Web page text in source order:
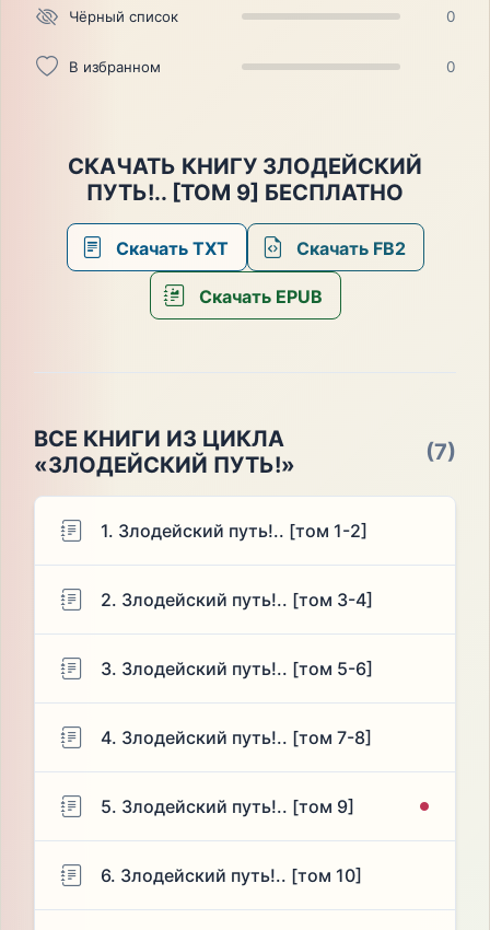
Чёрный список 0
В избранном 0
СКАЧАТЬ КНИГУ ЗЛОДЕЙСКИЙ
ПУТЬ!.. [ТОМ 9] БЕСПЛАТНО
Скачать TXT Скачать FB2
Скачать EPUB
ВСЕ КНИГИ ИЗ ЦИКЛА
«ЗЛОДЕЙСКИЙ ПУТЬ!»
(7)
1. Злодейский путь!.. [том 1-2]
2. Злодейский путь!.. [том 3-4]
3. Злодейский путь!.. [том 5-6]
4. Злодейский путь!.. [том 7-8]
5. Злодейский путь!.. [том 9]
6. Злодейский путь!.. [том 10]